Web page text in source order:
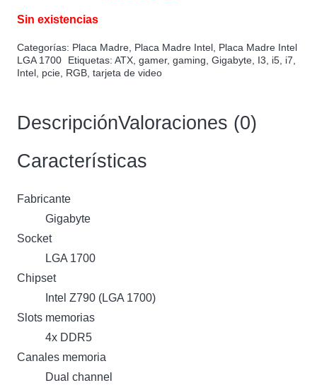
era:
$279.900.
es:
$259.900.
Sin existencias
Categorías: Placa Madre Placa Madre Intel Placa Madre Intel
LGA 1700
Etiquetas: ATX, gamer, gaming Gigabyte, I3 i5, i7
Intel pcie RGB tarjeta de video
DescripciónValoraciones (0)
Características
Fabricante
Gigabyte
Socket
LGA 1700
Chipset
Intel Z790 (LGA 1700)
Slots memorias
4x DDR5
Canales memoria
Dual channel